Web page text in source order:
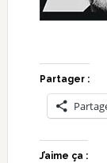
Partager :
J’aime ça :